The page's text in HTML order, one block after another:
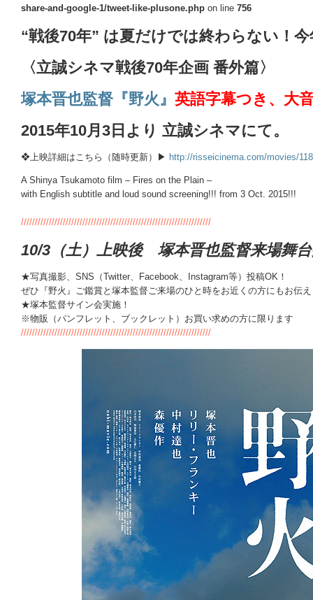
share-and-google-1/tweet-like-plusone.php on line 756
“戦後70年” は夏だけでは終わらない！
〈立誠シネマ戦後70年企画 番外篇〉
塚本晋也監督『野火』 英語字幕つき、大
2015年10月3日より 立誠シネマにて。
❖上映詳細はこちら（随時更新）▶ http://risseicinema.com/movies/
A Shinya Tsukamoto film – Fires on the Plain –
with English subtitle and loud sound screening!!! from 3 Oct. 2015!!!
////////////////////////////////////////////////////////////////////
10/3（土）上映後 塚本晋也監督来場舞
★写真撮影、SNS（Twitter、Facebook、Instagram等）投稿OK！
ぜひ『野火』ご鑑賞と塚本監督ご来場のひと時をお近くの方にもお伝
★塚本監督サイン会実施！
※物販（パンフレット、ブックレット）お買い求めの方に限ります
////////////////////////////////////////////////////////////////////